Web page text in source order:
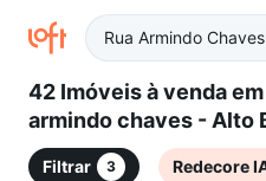
42 Imóveis à venda em rua
armindo chaves - Alto
Belo Horizonte, MG
Filtrar 3 Redecore